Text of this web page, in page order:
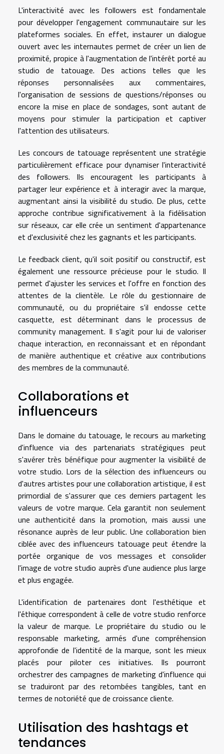
L'interactivité avec les followers est fondamentale
pour développer l'engagement communautaire sur les
plateformes sociales. En effet, instaurer un dialogue
ouvert avec les internautes permet de créer un lien de
proximité, propice à l'augmentation de l'intérêt porté au
studio de tatouage. Des actions telles que les
réponses personnalisées aux commentaires,
l'organisation de sessions de questions/réponses ou
encore la mise en place de sondages, sont autant de
moyens pour stimuler la participation et captiver
l'attention des utilisateurs.
Les concours de tatouage représentent une stratégie
particulièrement efficace pour dynamiser l'interactivité
des followers. Ils encouragent les participants à
partager leur expérience et à interagir avec la marque,
augmentant ainsi la visibilité du studio. De plus, cette
approche contribue significativement à la fidélisation
sur réseaux, car elle crée un sentiment d'appartenance
et d'exclusivité chez les gagnants et les participants.
Le feedback client, qu'il soit positif ou constructif, est
également une ressource précieuse pour le studio. Il
permet d'ajuster les services et l'offre en fonction des
attentes de la clientèle. Le rôle du gestionnaire de
communauté, ou du propriétaire s'il endosse cette
casquette, est déterminant dans le processus de
community management. Il s'agit pour lui de valoriser
chaque interaction, en reconnaissant et en répondant
de manière authentique et créative aux contributions
des membres de la communauté.
Collaborations et
influenceurs
Dans le domaine du tatouage, le recours au marketing
d'influence via des partenariats stratégiques peut
s'avérer très bénéfique pour augmenter la visibilité de
votre studio. Lors de la sélection des influenceurs ou
d'autres artistes pour une collaboration artistique, il est
primordial de s'assurer que ces derniers partagent les
valeurs de votre marque. Cela garantit non seulement
une authenticité dans la promotion, mais aussi une
résonance auprès de leur public. Une collaboration bien
ciblée avec des influenceurs tatouage peut étendre la
portée organique de vos messages et consolider
l'image de votre studio auprès d'une audience plus large
et plus engagée.
L'identification de partenaires dont l'esthétique et
l'éthique correspondent à celle de votre studio renforce
la valeur de marque. Le propriétaire du studio ou le
responsable marketing, armés d'une compréhension
approfondie de l'identité de la marque, sont les mieux
placés pour piloter ces initiatives. Ils pourront
orchestrer des campagnes de marketing d'influence qui
se traduiront par des retombées tangibles, tant en
termes de notoriété que de croissance cliente.
Utilisation des hashtags et
tendances